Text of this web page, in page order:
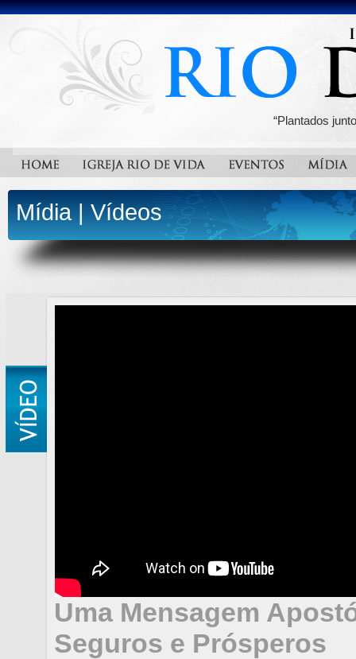
“Plantados
Mídia|Vídeos
Uma Mensagem
Seguros e Prósperos